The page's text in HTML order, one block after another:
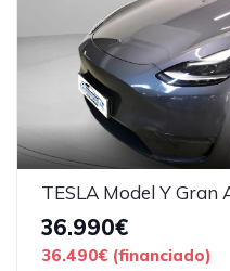
TESLA Model Y
36.990€
36.490€ (financiado)